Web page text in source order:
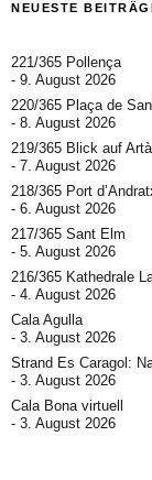
NEUESTE
221/365 Pollença
9. August 2026
220/365 Plaça de
8. August 2026
219/365 Blick auf Artà
7. August 2026
218/365 Port
6. August 2026
217/365 Sant Elm
5. August 2026
216/365 Kathedrale
4. August 2026
Cala Agulla
3. August 2026
Strand Es Caragol:
3. August 2026
Cala Bona virtuell
3. August 2026